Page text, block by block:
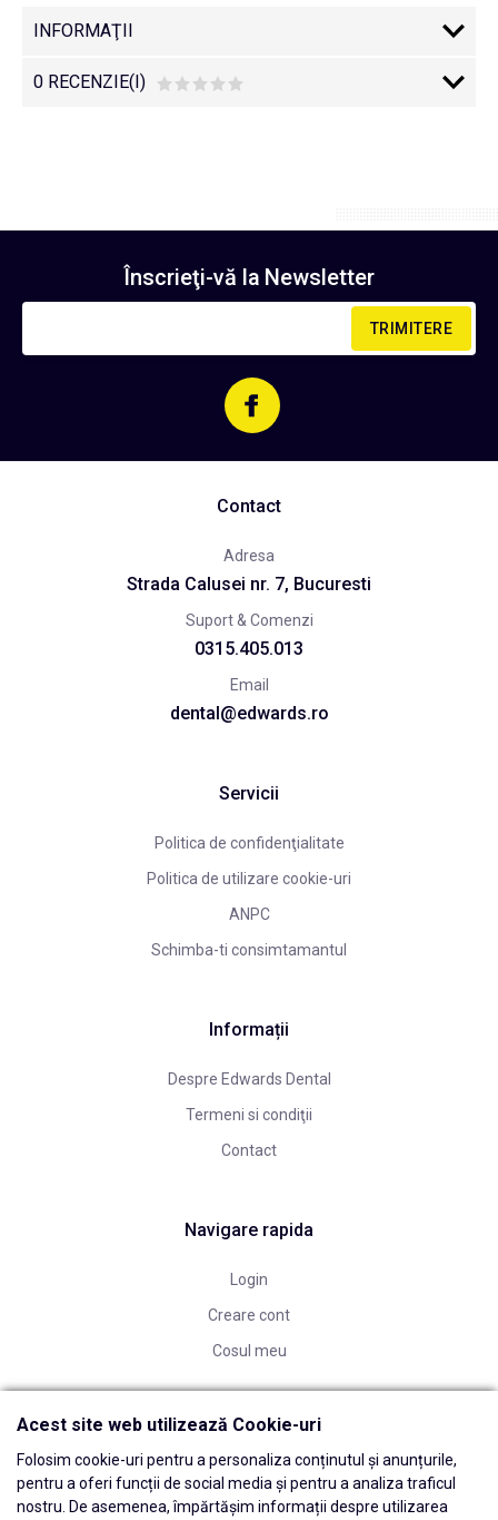
INFORMAŢII
0 RECENZIE(I)
Înscrieţi-vă la Newsletter
TRIMITERE
Contact
Adresa
Strada Calusei nr. 7, Bucuresti
Suport & Comenzi
0315.405.013
Email
dental@edwards.ro
Servicii
Politica de confidenţialitate
Politica de utilizare cookie-uri
ANPC
Schimba-ti consimtamantul
Informații
Despre Edwards Dental
Termeni si condiţii
Contact
Navigare rapida
Login
Creare cont
Cosul meu
Acest site web utilizează Cookie-uri
Folosim cookie-uri pentru a personaliza conținutul și anunțurile,
pentru a oferi funcții de social media și pentru a analiza traficul
nostru. De asemenea, împărtășim informații despre utilizarea